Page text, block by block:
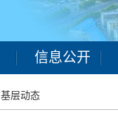
信息公开
基层动态